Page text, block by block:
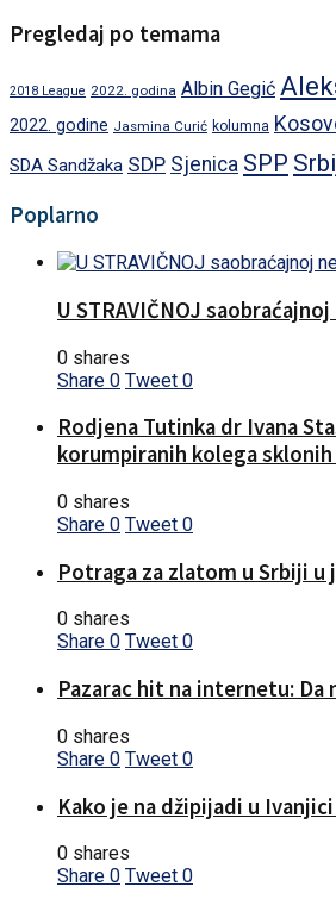
Pregledaj po temama
2018 League 2022. godina Albin Gegić
2022. godine Jasmina Curić kolumna
SDA Sandžaka SDP Sjenica SPP
Poplarno
U STRAVIČNOJ
0 shares
Share 0 Tweet 0
Rodjena Tutinka dr Ivana
korumpiranih kolega
0 shares
Share 0 Tweet 0
Potraga za zlatom u Srbiji u
0 shares
Share 0 Tweet 0
Pazarac hit na internetu:
0 shares
Share 0 Tweet 0
Kako je na džipijadi u
0 shares
Share 0 Tweet 0